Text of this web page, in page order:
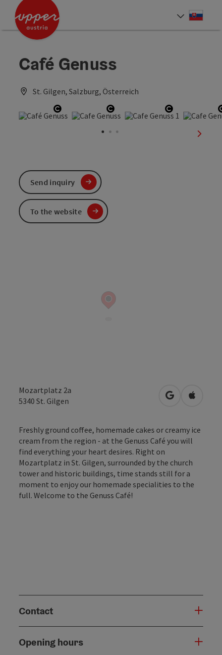
Accesskey
Accesskey
Café Genuss
St. Gilgen, Salzburg, Österreich
Open copyrightOpen copyrightOpen
next
Mozartplatz 2a
5340 St. Gilgen open inOpen in
Freshly ground coffee, homemade cakes or creamy ice
cream from the region - at the Genuss Café you will
find everything your heart desires. Right on
Mozartplatz in St. Gilgen, surrounded by the church
tower and historic buildings, time stands still for a
moment to enjoy our homemade specialities to the
full. Welcome to the Genuss Café!
Contact
Opening hours
Send inquiry
To the website